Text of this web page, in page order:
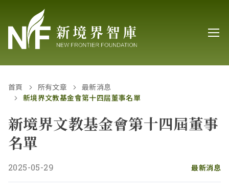
首頁 所有文章
最新消息
新境界文教基金會第十四屆董事名單
新境界文教基金會第十四屆董事
名單
2025-05-29 最新消息